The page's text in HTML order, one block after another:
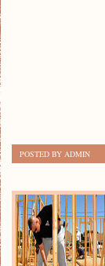
POSTED BY ADMIN